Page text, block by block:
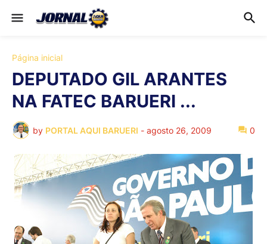
Página inicial
DEPUTADO GIL ARANTES
NA FATEC BARUERI ...
by PORTAL AQUI BARUERI - agosto 26, 2009 0